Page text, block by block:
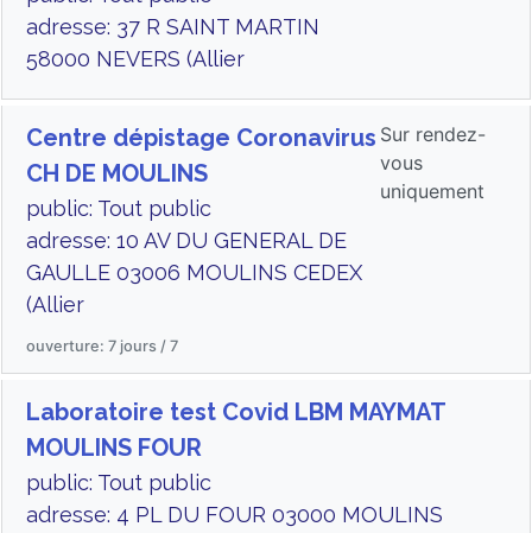
adresse: 37 R SAINT MARTIN
58000 NEVERS (Allier
Centre dépistage Coronavirus
CH DE MOULINS
public: Tout public
adresse: 10 AV DU GENERAL DE
GAULLE 03006 MOULINS CEDEX
(Allier
Sur rendez-
vous
uniquement
ouverture: 7 jours / 7
Laboratoire test Covid LBM MAYMAT
MOULINS FOUR
public: Tout public
adresse: 4 PL DU FOUR 03000 MOULINS